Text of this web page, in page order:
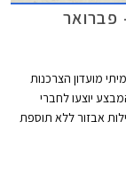
פברואר
מועדון הצרכנות
20.03.2020. במהלך המבצע יוצעו לחברי
אבזור ללא תוספת
הארץ.